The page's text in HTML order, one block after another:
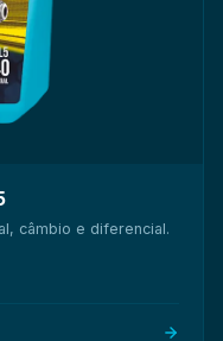
câmbio e diferencial.